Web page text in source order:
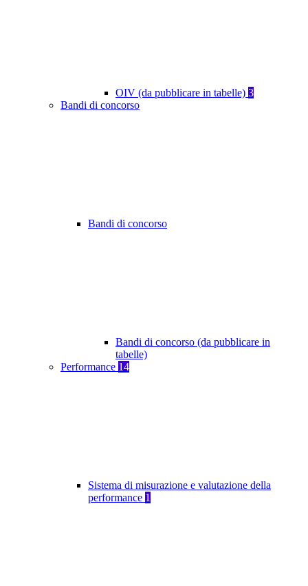
OIV (da pubblicare in tabelle) 3
Bandi di concorso
Bandi di concorso
Bandi di concorso (da pubblicare in
tabelle)
Performance 14
Sistema di misurazione e valutazione della
performance 1